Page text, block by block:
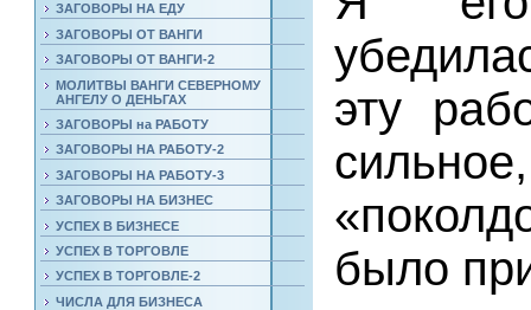
ЗАГОВОРЫ НА ЕДУ
ЗАГОВОРЫ ОТ ВАНГИ
ЗАГОВОРЫ ОТ ВАНГИ-2
МОЛИТВЫ ВАНГИ СЕВЕРНОМУ
АНГЕЛУ О ДЕНЬГАХ
ЗАГОВОРЫ на РАБОТУ
ЗАГОВОРЫ НА РАБОТУ-2
ЗАГОВОРЫ НА РАБОТУ-3
ЗАГОВОРЫ НА БИЗНЕС
УСПЕХ В БИЗНЕСЕ
УСПЕХ В ТОРГОВЛЕ
УСПЕХ В ТОРГОВЛЕ-2
ЧИСЛА ДЛЯ БИЗНЕСА
эту
было